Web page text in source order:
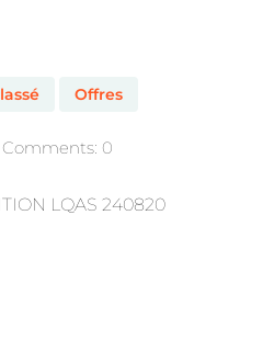
Offres
Comments: 0
LQAS 240820